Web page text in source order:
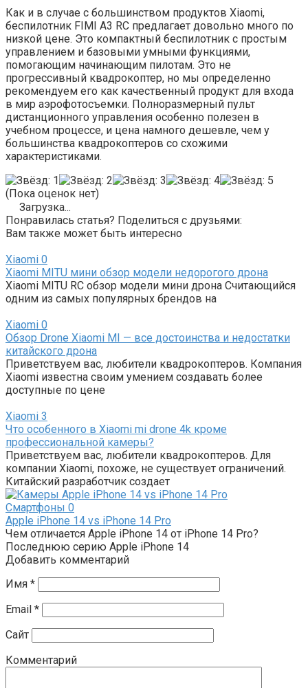
Как и в случае с большинством продуктов Xiaomi,
беспилотник FIMI A3 RC предлагает довольно много по
низкой цене. Это компактный беспилотник с простым
управлением и базовыми умными функциями,
помогающим начинающим пилотам. Это не
прогрессивный квадрокоптер, но мы определенно
рекомендуем его как качественный продукт для входа
в мир аэрофотосъемки. Полноразмерный пульт
дистанционного управления особенно полезен в
учебном процессе, и цена намного дешевле, чем у
большинства квадрокоптеров со схожими
характеристиками.
(Пока оценок нет)
Загрузка...
Понравилась статья? Поделиться с друзьями:
Вам также может быть интересно
Xiaomi 0
Xiaomi MITU мини обзор модели недорогого дрона
Xiaomi MITU RC обзор модели мини дрона Считающийся
одним из самых популярных брендов на
Xiaomi 0
Обзор Drone Xiaomi MI — все достоинства и недостатки
китайского дрона
Приветствуем вас, любители квадрокоптеров. Компания
Xiaomi известна своим умением создавать более
доступные по цене
Xiaomi 3
Что особенного в Xiaomi mi drone 4k кроме
профессиональной камеры?
Приветствуем вас, любители квадрокоптеров. Для
компании Xiaomi, похоже, не существует ограничений.
Китайский разработчик создает
Смартфоны 0
Apple iPhone 14 vs iPhone 14 Pro
Чем отличается Apple iPhone 14 от iPhone 14 Pro?
Последнюю серию Apple iPhone 14
Добавить комментарий
Имя *
Email *
Сайт
Комментарий